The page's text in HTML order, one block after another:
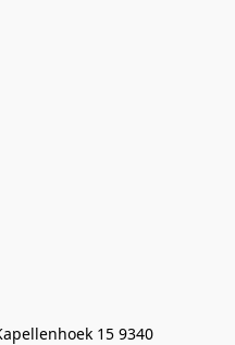
15 9340